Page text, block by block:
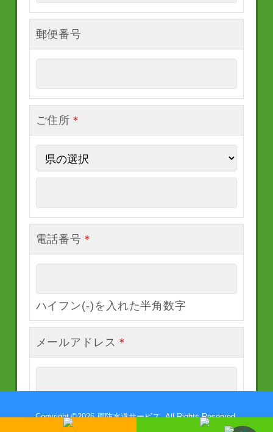
郵便番号
ご住所 ＊
電話番号 ＊
ハイフン(-)を入れた半角数字
メールアドレス ＊
お問い合わせ
Copyright ©2026 周防水道サービス. All Rights Reserved.